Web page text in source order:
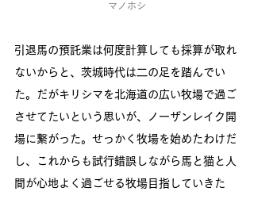
マノホシ
引退馬の預託業は何度計算しても採算が取れ
ないからと、茨城時代は二の足を踏んでい
た。だがキリシマを北海道の広い牧場で過ご
させてたいという思いが、ノーザンレイク開
場に繋がった。せっかく牧場を始めたわけだ
し、これからも試行錯誤しながら馬と猫と人
間が心地よく過ごせる牧場目指していきた